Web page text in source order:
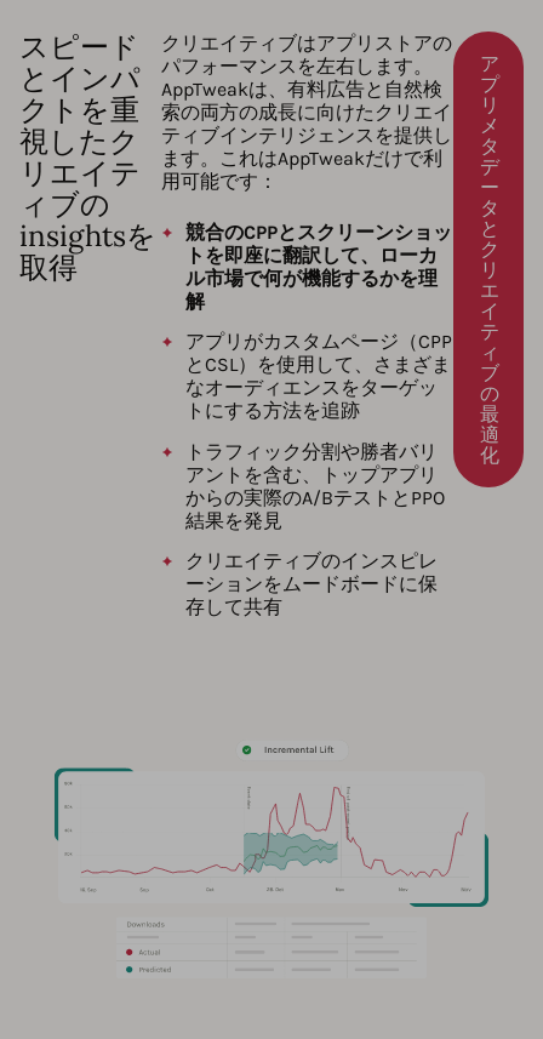
スピード
とインパ
クトを重
視したク
リエイテ
ィブの
insightsを
取得
クリエイティブはアプリストアの
パフォーマンスを左右します。
AppTweakは、有料広告と自然検
索の両方の成長に向けたクリエイ
ティブインテリジェンスを提供し
ます。これはAppTweakだけで利
用可能です：
競合のCPPとスクリーンショッ
トを即座に翻訳して、ローカ
ル市場で何が機能するかを理
解
アプリがカスタムページ（CPP
とCSL）を使用して、さまざま
なオーディエンスをターゲッ
トにする方法を追跡
トラフィック分割や勝者バリ
アントを含む、トップアプリ
からの実際のA/BテストとPPO
結果を発見
クリエイティブのインスピレ
ーションをムードボードに保
存して共有
ア
プ
リ
メ
タ
デ
ー
タ
と
ク
リ
エ
イ
テ
ィ
ブ
の
最
適
化